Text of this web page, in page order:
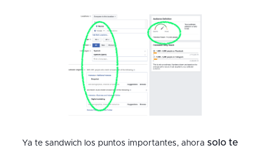
Ya te sandwich los puntos importantes, ahora solo te